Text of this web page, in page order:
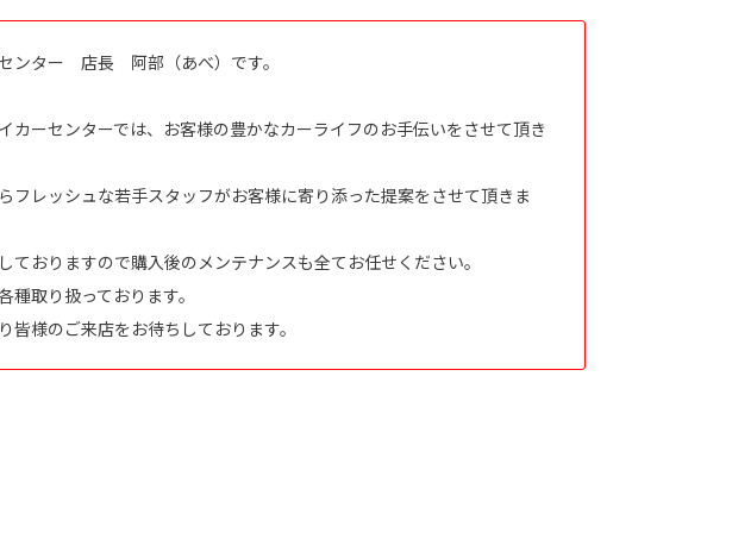
ンター 店長 阿部（あべ）です。
カーセンターでは、お客様の豊かなカーライフのお手伝いをさせて頂き
フレッシュな若手スタッフがお客様に寄り添った提案をさせて頂きま
ておりますので購入後のメンテナンスも全てお任せください。
種取り扱っております。
皆様のご来店をお待ちしております。